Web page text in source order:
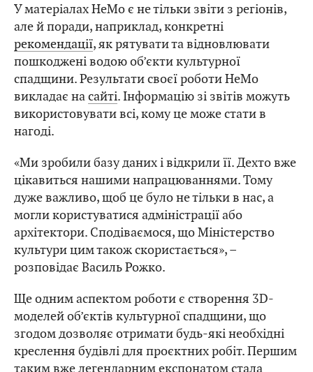
У матеріалах HeMo є не тільки звіти з регіонів,
але й поради, наприклад, конкретні
рекомендації, як рятувати та відновлювати
пошкоджені водою об’єкти культурної
спадщини. Результати своєї роботи HeMo
викладає насайті. Інформацію зі звітів можуть
використовувати всі, кому це може стати в
нагоді.
«Ми зробили базу даних і відкрили її. Дехто вже
цікавиться нашими напрацюваннями. Тому
дуже важливо, щоб це було не тільки в нас, а
могли користуватися адміністрації або
архітектори. Сподіваємося, що Міністерство
культури цим також скористається», –
розповідає Василь Рожко.
Ще одним аспектом роботи є створення 3D-
моделей об’єктів культурної спадщини, що
згодом дозволяє отримати будь-які необхідні
креслення будівлі для проєктних робіт. Першим
таким вже легендарним експонатом стала